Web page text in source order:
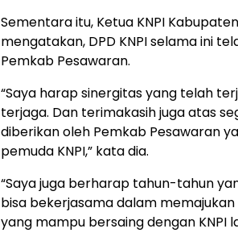
Sementara itu, Ketua KNPI
mengatakan, DPD KNPI selama ini
Pemkab Pesawaran.
“Saya harap sinergitas yang telah
terjaga. Dan terimakasih juga atas
diberikan oleh Pemkab Pesawaran
pemuda KNPI,” kata dia.
“Saya juga berharap tahun-tahun
bisa bekerjasama dalam
yang mampu bersaing dengan KNPI